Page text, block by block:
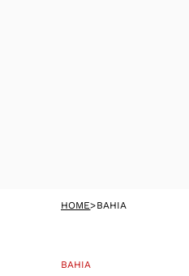
HOME>BAHIA
BAHIA